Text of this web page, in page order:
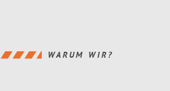
WARUM WIR?